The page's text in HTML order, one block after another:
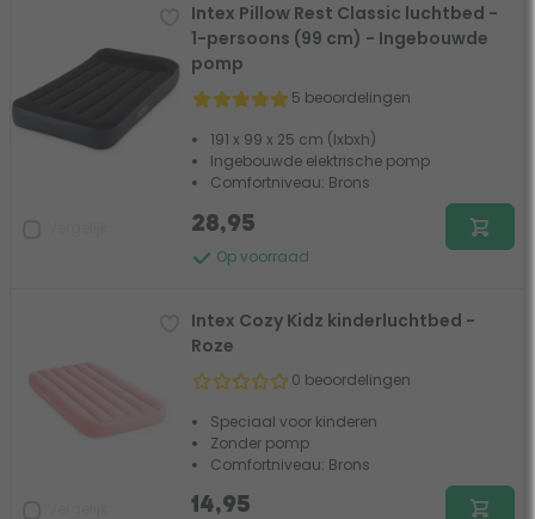
Intex Pillow Rest Classic luchtbed -
1-persoons (99 cm) - Ingebouwde
pomp
5 beoordelingen
191 x 99 x 25 cm (lxbxh)
Ingebouwde elektrische pomp
Comfortniveau: Brons
Op voorraad
28,95
Intex Cozy Kidz kinderluchtbed -
Roze
0 beoordelingen
Speciaal voor kinderen
Zonder pomp
Comfortniveau: Brons
14,95